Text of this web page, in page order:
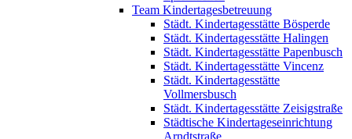
Team Kindertagesbetreuung
Städt. Kindertagesstätte Bösperde
Städt. Kindertagesstätte Halingen
Städt. Kindertagesstätte Papenbusch
Städt. Kindertagesstätte Vincenz
Städt. Kindertagesstätte
Vollmersbusch
Städt. Kindertagesstätte Zeisigstraße
Städtische Kindertageseinrichtung
Arndtstraße